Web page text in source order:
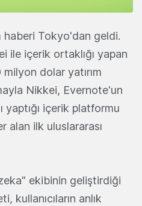
haberi Tokyo'dan geldi.
ile içerik ortaklığı yapan
dolar yatırım
Nikkei, Evernote'un
yaptığı içerik platformu
alan ilk uluslararası
ekibinin geliştirdiği
kullanıcıların anlık